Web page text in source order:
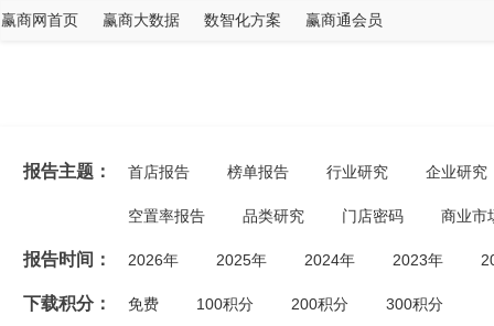
赢商网首页 赢商大数据 数智化方案 赢商通会员
报告主题： 首店报告 榜单报告 行业研究 企业研究
空置率报告 品类研究 门店密码 商业市
报告时间： 2026年 2025年 2024年 2023年
下载积分： 免费 100积分 200积分 300积分